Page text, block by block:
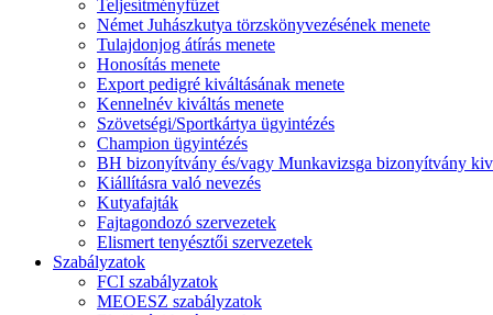
Teljesítményfűzet
Német Juhászkutya törzskönyvezésének menete
Tulajdonjog átírás menete
Honosítás menete
Export pedigré kiváltásának menete
Kennelnév kiváltás menete
Szövetségi/Sportkártya ügyintézés
Champion ügyintézés
BH bizonyítvány és/vagy Munkavizsga bizonyítvány
Kiállításra való nevezés
Kutyafajták
Fajtagondozó szervezetek
Elismert tenyésztői szervezetek
Szabályzatok
FCI szabályzatok
MEOESZ szabályzatok